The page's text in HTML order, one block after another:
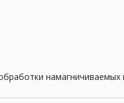
намагничиваемых